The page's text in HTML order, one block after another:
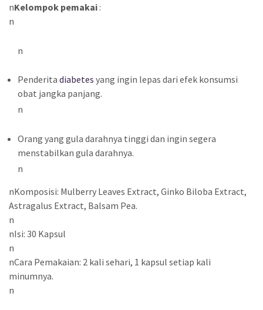
nKelompok pemakai :
n
n
Penderita diabetes yang ingin lepas dari efek konsumsi
obat jangka panjang.
n
Orang yang gula darahnya tinggi dan ingin segera
menstabilkan gula darahnya.
n
nKomposisi: Mulberry Leaves Extract, Ginko Biloba Extract,
Astragalus Extract, Balsam Pea.
n
nIsi: 30 Kapsul
n
nCara Pemakaian: 2 kali sehari, 1 kapsul setiap kali
minumnya.
n